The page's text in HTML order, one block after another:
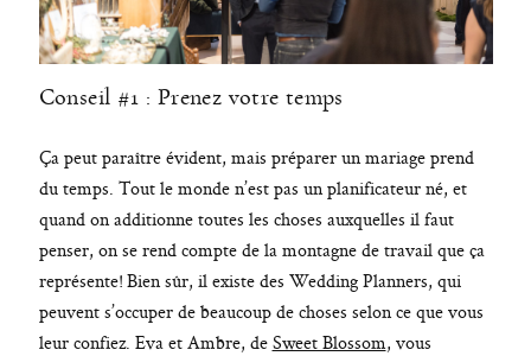
Conseil #1 : Prenez votre temps
Ça peut paraître évident, mais préparer un mariage prend
du temps. Tout le monde n’est pas un planificateur né, et
quand on additionne toutes les choses auxquelles il faut
penser, on se rend compte de la montagne de travail que ça
représente! Bien sûr, il existe des Wedding Planners, qui
peuvent s’occuper de beaucoup de choses selon ce que vous
leur confiez. Eva et Ambre, deSweet Blossom, vous